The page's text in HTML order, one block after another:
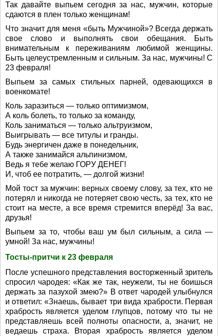
Так давайте выпьем сегодня за нас, мужчин, которые
сдаются в плен только женщинам!
Что значит для меня «быть Мужчиной»? Всегда держать
свое слово и выполнять свои обещания. Быть
внимательным к переживаниям любимой женщины.
Быть целеустремленным и сильным. За нас, мужчины! С
23 февраля!
Выпьем за самых стильных парней, одевающихся в
военкомате!
Коль заразиться — только оптимизмом,
А коль болеть, то только за команду,
Коль заниматься — только альтруизмом,
Выигрывать — все титулы и гранды.
Будь энергичен даже в понедельник,
А также занимайся альпинизмом,
Ведь я тебе желаю ГОРУ ДЕНЕГ!
И, чтоб ее потратить, — долгой жизни!
Мой тост за мужчин: верных своему слову, за тех, кто не
потерял и никогда не потеряет свою честь, за тех, кто не
стоит на месте, а все время стремится вперёд! За вас,
друзья!
Выпьем за то, чтобы ваш ум был сильным, а сила —
умной! За нас, мужчины!
Тосты-притчи к 23 февраля
После успешного представления восторженный зритель
спросил чародея: «Как же так, неужели, ты не боишься
держать за пазухой змею?» В ответ чародей улыбнулся
и ответил: «Знаешь, бывает три вида храбрости. Первая
храбрость является уделом глупцов, потому что ты не
представляешь всей полноты опасности, а, значит, не
ведаешь страха. Вторая храбрость является уделом